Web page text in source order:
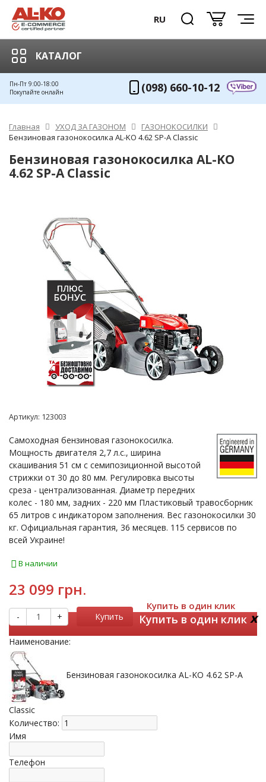
RU
КАТАЛОГ
Пн-Пт 9:00-18:00
Покупайте онлайн
(098) 660-10-12
Главная УХОД ЗА ГАЗОНОМ
ГАЗОНОКОСИЛКИ
Бензиновая газонокосилка AL-KO 4.62 SP-A Classic
Бензиновая газонокосилка AL-KO
4.62 SP-A Classic
Артикул: 123003
Самоходная бензиновая газонокосилка.
Мощность двигателя 2,7 л.с., ширина
скашивания 51 см с семипозиционной высотой
стрижки от 30 до 80 мм. Регулировка высоты
среза - централизованная. Диаметр передних
колес - 180 мм, задних - 220 мм Пластиковый травосборник
65 литров с индикатором заполнения. Вес газонокосилки 30
кг. Официальная гарантия, 36 месяцев. 115 сервисов по
всей Украине!
В наличии
23 099 грн.
- + Купить
Купить в один клик
Купить в один клик x
Наименование:
Бензиновая газонокосилка AL-KO 4.62 SP-A
Classic
Количество:
Имя
Телефон